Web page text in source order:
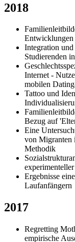
2018
Entwicklungen
Integration und
Studierenden
Internet -
mobilen
Tattoo und
Bezug auf
Eine
von Migranten
Methodik
Ergebnisse
Laufanfängern
2017
Regretting
empirische